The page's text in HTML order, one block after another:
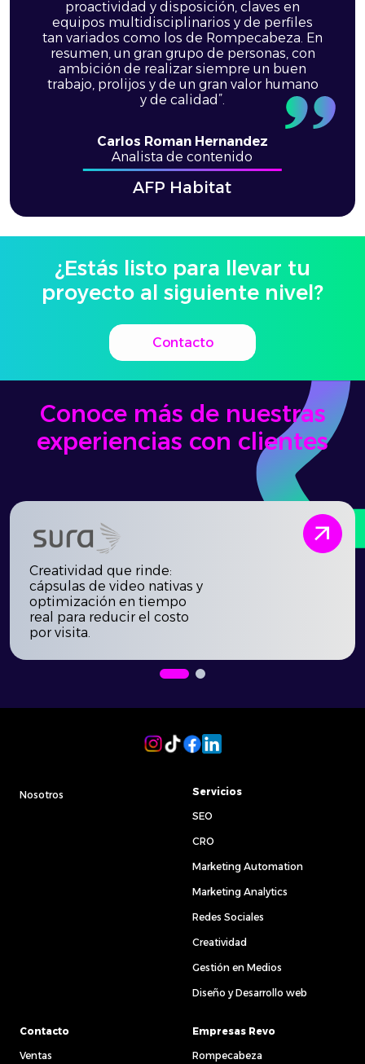
proactividad y disposición, claves en
equipos multidisciplinarios y de perfiles
tan variados como los de Rompecabeza. En
resumen, un gran grupo de personas, con
ambición de realizar siempre un buen
trabajo, prolijos y de un gran valor humano
y de calidad”.
Carlos Roman Hernandez
Analista de contenido
AFP Habitat
¿Estás listo para llevar tu
proyecto al siguiente nivel?
Contacto
Conoce más de nuestras
experiencias con clientes
Creatividad que rinde:
cápsulas de video nativas y
optimización en tiempo
real para reducir el costo
por visita.
arrow_outward
Nosotros
Servicios
SEO
CRO
Marketing Automation
Marketing Analytics
Redes Sociales
Creatividad
Gestión en Medios
Diseño y Desarrollo web
Contacto
Ventas
Empresas Revo
Rompecabeza